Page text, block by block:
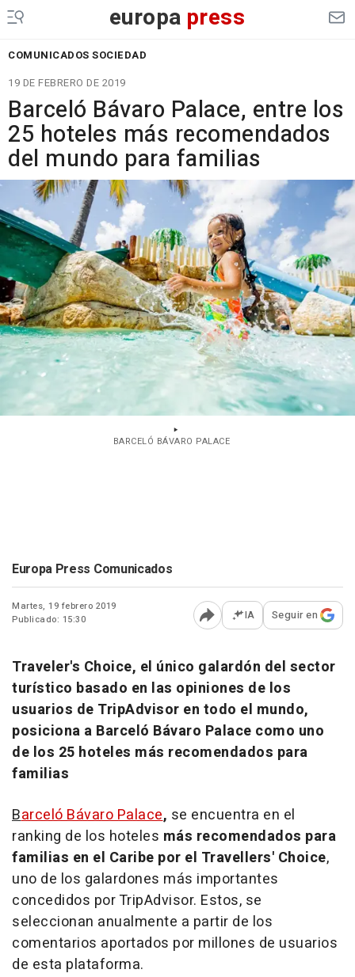
europa press
COMUNICADOS SOCIEDAD
19 DE FEBRERO DE 2019
Barceló Bávaro Palace, entre los
25 hoteles más recomendados
del mundo para familias
BARCELÓ BÁVARO PALACE
Europa Press Comunicados
Martes, 19 febrero 2019
Publicado: 15:30
Abrir opciones para
IA Seguir en
Traveler's Choice, el único galardón del sector
turístico basado en las opiniones de los
usuarios de TripAdvisor en todo el mundo,
posiciona a Barceló Bávaro Palace como uno
de los 25 hoteles más recomendados para
familias
Barceló Bávaro Palace, se encuentra en el
ranking de los hoteles más recomendados para
familias en el Caribe por el Travellers' Choice,
uno de los galardones más importantes
concedidos por TripAdvisor. Estos, se
seleccionan anualmente a partir de los
comentarios aportados por millones de usuarios
de esta plataforma.